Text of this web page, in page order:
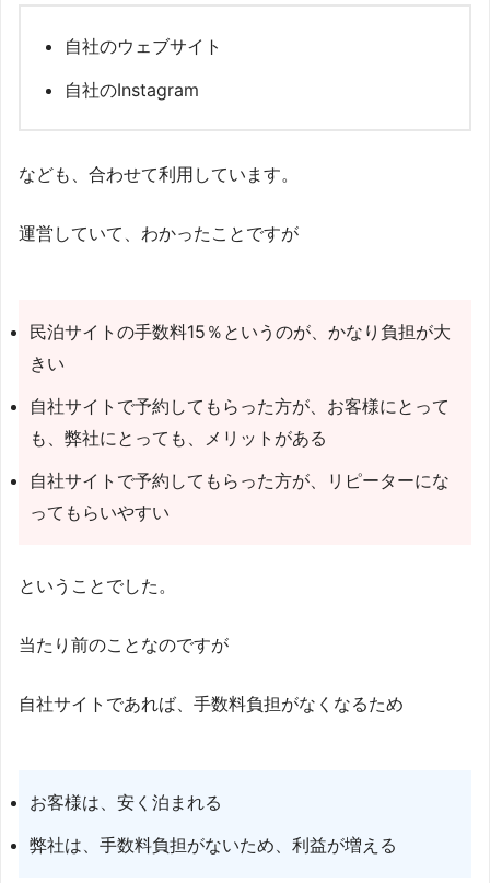
自社のウェブサイト
自社のInstagram
なども、合わせて利用しています。
運営していて、わかったことですが
民泊サイトの手数料15％というのが、かなり負担が大
きい
自社サイトで予約してもらった方が、お客様にとって
も、弊社にとっても、メリットがある
自社サイトで予約してもらった方が、リピーターにな
ってもらいやすい
ということでした。
当たり前のことなのですが
自社サイトであれば、手数料負担がなくなるため
お客様は、安く泊まれる
弊社は、手数料負担がないため、利益が増える